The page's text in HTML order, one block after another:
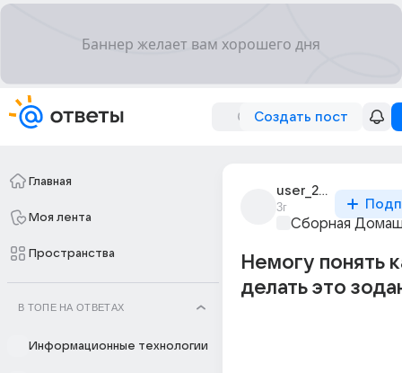
Создать пост
Главная
Моя лента
Пространства
В ТОПЕ НА ОТВЕТАХ
Информационные технологии
user_283954203
3г
Сборная
Немогу понять
делать это